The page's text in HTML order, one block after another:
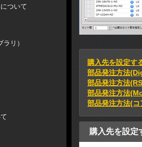
ついて
リ）
購入先を設定す
部品発注方法
部品発注方法
部品発注方法
部品発注方法(
購入先を設定